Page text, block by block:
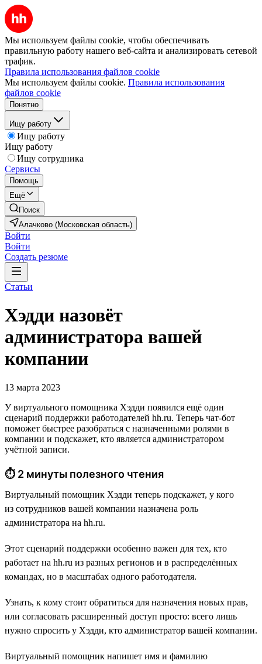
Мы используем файлы cookie, чтобы обеспечивать
правильную работу нашего веб-сайта и анализировать сетевой
трафик.
Правила использования файлов cookie
Мы используем файлы cookie. Правила использования
файлов cookie
Понятно
Ищу работу
Ищу работу
Ищу работу
Ищу сотрудника
Сервисы
Помощь
Ещё
Поиск
Алачково (Московская область)
Войти
Войти
Создать резюме
Статьи
Хэдди назовёт
администратора вашей
компании
13 марта 2023
У виртуального помощника Хэдди появился ещё один
сценарий поддержки работодателей hh.ru. Теперь чат-бот
поможет быстрее разобраться с назначенными ролями в
компании и подскажет, кто является администратором
учётной записи.
⏱ 2 минуты полезного чтения
Виртуальный помощник Хэдди теперь подскажет, у кого
из сотрудников вашей компании назначена роль
администратора на hh.ru.
Этот сценарий поддержки особенно важен для тех, кто
работает на hh.ru из разных регионов и в распределённых
командах, но в масштабах одного работодателя.
Узнать, к кому стоит обратиться для назначения новых прав,
или согласовать расширенный доступ просто: всего лишь
нужно спросить у Хэдди, кто администратор вашей компании.
Виртуальный помощник напишет имя и фамилию